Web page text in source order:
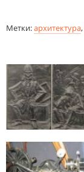
Метки:архитектура,